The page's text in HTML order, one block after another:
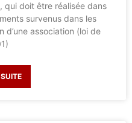
qui doit être réalisée dans
survenus dans les
d’une association (loi de